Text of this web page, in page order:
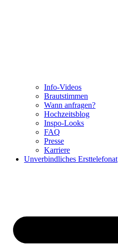
Info-Videos
Brautstimmen
Wann anfragen?
Hochzeitsblog
Inspo-Looks
FAQ
Presse
Karriere
Unverbindliches Ersttelefonat